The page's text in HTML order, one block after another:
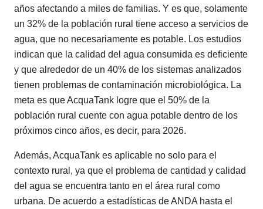
años afectando a miles de familias. Y es que, solamente
un 32% de la población rural tiene acceso a servicios de
agua, que no necesariamente es potable. Los estudios
indican que la calidad del agua consumida es deficiente
y que alrededor de un 40% de los sistemas analizados
tienen problemas de contaminación microbiológica. La
meta es que AcquaTank logre que el 50% de la
población rural cuente con agua potable dentro de los
próximos cinco años, es decir, para 2026.
Además, AcquaTank es aplicable no solo para el
contexto rural, ya que el problema de cantidad y calidad
del agua se encuentra tanto en el área rural como
urbana. De acuerdo a estadísticas de ANDA hasta el